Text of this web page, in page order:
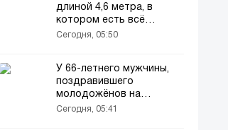
длиной 4,6 метра, в
котором есть всё
необходимое
Сегодня, 05:50
У 66-летнего мужчины,
поздравившего
молодожёнов на
свадьбе, возбудили
Сегодня, 05:41